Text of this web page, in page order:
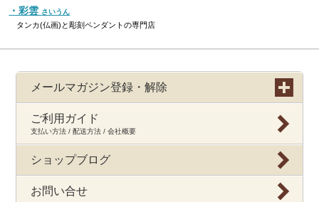
・彩雲 さいうん
タンカ(仏画)と彫刻ペンダントの専門店
メールマガジン登録・解除
ご利用ガイド
支払い方法 / 配送方法 / 会社概要
ショップブログ
お問い合せ